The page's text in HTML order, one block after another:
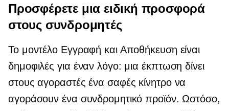
Προσφέρετε μια ειδική προσφορά
στους συνδρομητές
Το μοντέλο Εγγραφή και Αποθήκευση είναι
δημοφιλές για έναν λόγο: μια έκπτωση δίνει
στους αγοραστές ένα σαφές κίνητρο να
αγοράσουν ένα συνδρομητικό προϊόν. Ωστόσο,